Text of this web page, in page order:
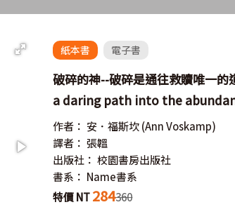
紙本書 電子書
破碎的神--破碎是通往救贖唯一
a daring path into the
作者： 安．福斯坎(Ann Voskamp)
譯者： 張韞
出版社： 校園書房出版社
書系： Name書系
特價 NT284360